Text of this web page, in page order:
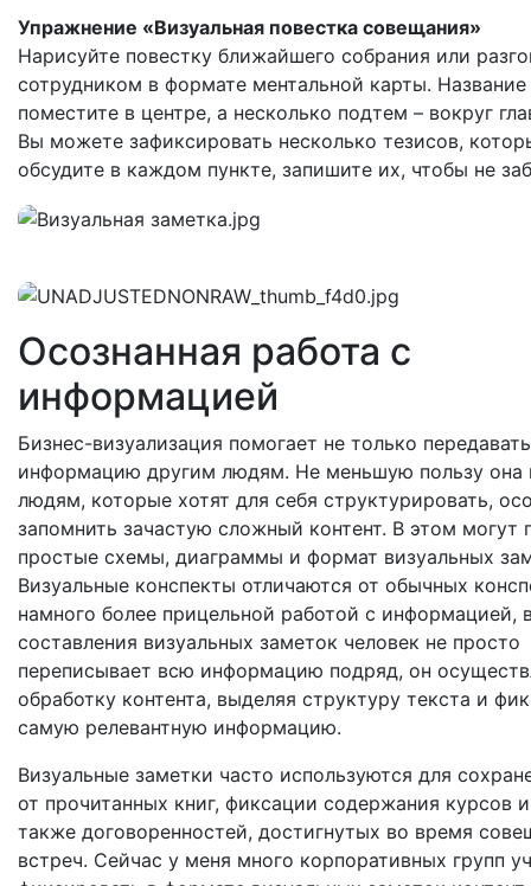
Упражнение «Визуальная повестка совещания»
Нарисуйте повестку ближайшего собрания или
сотрудником в формате ментальной карты.
поместите в центре, а несколько подтем – вокруг
Вы можете зафиксировать несколько тезисов,
обсудите в каждом пункте, запишите их, чтобы не
Осознанная работа с
информацией
Бизнес-визуализация помогает не только передавать
информацию другим людям. Не меньшую пользу она
людям, которые хотят для себя структурировать,
запомнить зачастую сложный контент. В этом могут
простые схемы, диаграммы и формат визуальных
Визуальные конспекты отличаются от обычных
намного более прицельной работой с информацией,
составления визуальных заметок человек не просто
переписывает всю информацию подряд, он
обработку контента, выделяя структуру текста и
самую релевантную информацию.
Визуальные заметки часто используются для
от прочитанных книг, фиксации содержания курсов
также договоренностей, достигнутых во время
встреч. Сейчас у меня много корпоративных групп